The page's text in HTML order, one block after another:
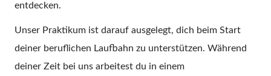
entdecken.
Unser Praktikum ist darauf ausgelegt, dich beim Start
deiner beruflichen Laufbahn zu unterstützen. Während
deiner Zeit bei uns arbeitest du in einem